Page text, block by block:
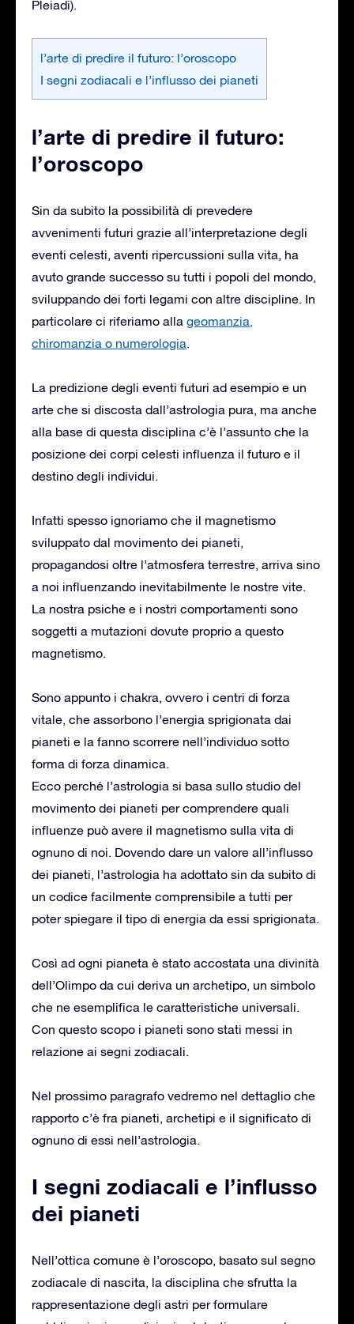
Pleiadi).
l’arte di predire il futuro: l’oroscopo
I segni zodiacali e l’influsso dei pianeti
l’arte di predire il futuro:
l’oroscopo
Sin da subito la possibilità di prevedere
avvenimenti futuri grazie all’interpretazione degli
eventi celesti, aventi ripercussioni sulla vita, ha
avuto grande successo su tutti i popoli del mondo,
sviluppando dei forti legami con altre discipline. In
particolare ci riferiamo alla geomanzia,
chiromanzia o numerologia.
La predizione degli eventi futuri ad esempio e un
arte che si discosta dall’astrologia pura, ma anche
alla base di questa disciplina c’è l’assunto che la
posizione dei corpi celesti influenza il futuro e il
destino degli individui.
Infatti spesso ignoriamo che il magnetismo
sviluppato dal movimento dei pianeti,
propagandosi oltre l’atmosfera terrestre, arriva sino
a noi influenzando inevitabilmente le nostre vite.
La nostra psiche e i nostri comportamenti sono
soggetti a mutazioni dovute proprio a questo
magnetismo.
Sono appunto i chakra, ovvero i centri di forza
vitale, che assorbono l’energia sprigionata dai
pianeti e la fanno scorrere nell’individuo sotto
forma di forza dinamica.
Ecco perché l’astrologia si basa sullo studio del
movimento dei pianeti per comprendere quali
influenze può avere il magnetismo sulla vita di
ognuno di noi. Dovendo dare un valore all’influsso
dei pianeti, l’astrologia ha adottato sin da subito di
un codice facilmente comprensibile a tutti per
poter spiegare il tipo di energia da essi sprigionata.
Così ad ogni pianeta è stato accostata una divinità
dell’Olimpo da cui deriva un archetipo, un simbolo
che ne esemplifica le caratteristiche universali.
Con questo scopo i pianeti sono stati messi in
relazione ai segni zodiacali.
Nel prossimo paragrafo vedremo nel dettaglio che
rapporto c’è fra pianeti, archetipi e il significato di
ognuno di essi nell’astrologia.
I segni zodiacali e l’influsso
dei pianeti
Nell’ottica comune è l’oroscopo, basato sul segno
zodiacale di nascita, la disciplina che sfrutta la
rappresentazione degli astri per formulare